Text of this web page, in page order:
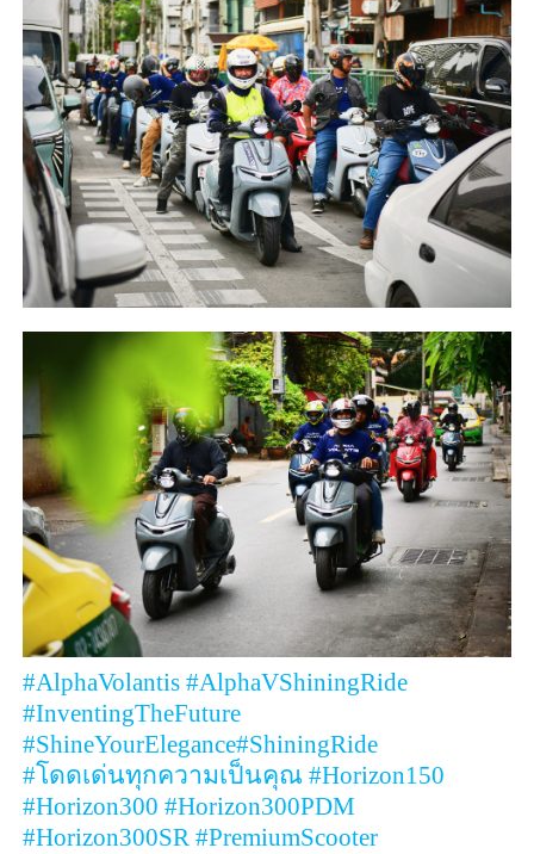
#AlphaVolantis #AlphaVShiningRide
#InventingTheFuture
#ShineYourElegance#ShiningRide
#โดดเด่นทุกความเป็นคุณ #Horizon150
#Horizon300 #Horizon300PDM
#Horizon300SR #PremiumScooter